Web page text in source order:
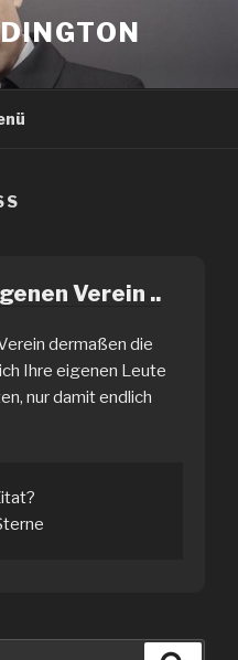
Verein ..
dermaßen die
Ihre eigenen Leute
nur damit endlich